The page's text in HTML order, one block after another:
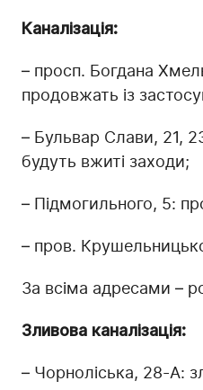
Каналізація:
– просп. Богдана
продовжать із
– Бульвар Слави, 21,
будуть вжиті заходи;
– Підмогильного, 5:
– пров.
За всіма адресами –
Зливова каналізація:
– Чорноліська, 28-А: